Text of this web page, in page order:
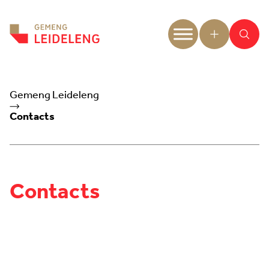
Gemeng Leideleng
Contacts
Contacts